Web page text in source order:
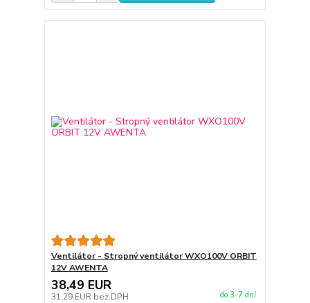
Ventilátor - Stropný ventilátor WXO100V ORBIT
12V AWENTA
38,49 EUR
31,29 EUR bez DPH do 3-7 dní